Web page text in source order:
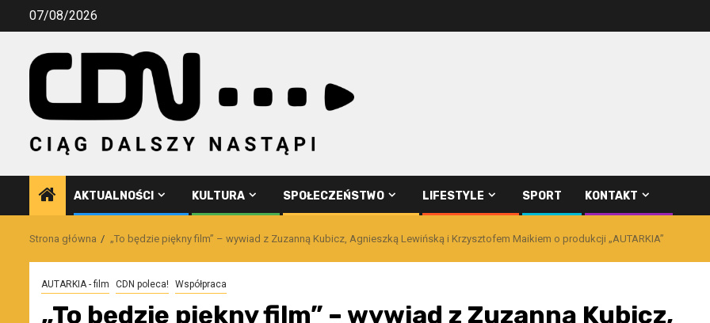
Przejdź07/08/2026
AKTUALNOŚCI KULTURA SPOŁECZEŃSTWO LIFESTYLE SPORT KONTAKT
Strona główna „To będzie piękny film” – wywiad z Zuzanną Kubicz, Agnieszką Lewińską i Krzysztofem Maikiem o produkcji „AUTARKIA”
AUTARKIA - film CDN poleca! Współpraca
„To będzie piękny film” – wywiad z Zuzanną Kubicz,